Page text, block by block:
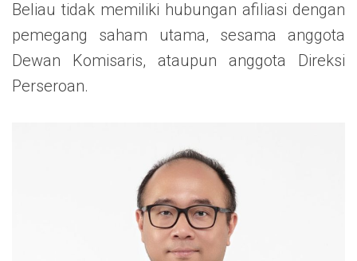
Beliau tidak memiliki hubungan afiliasi dengan
pemegang saham utama, sesama anggota
Dewan Komisaris, ataupun anggota Direksi
Perseroan.